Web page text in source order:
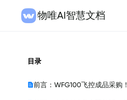
物唯AI智慧文档
目录
前言：WFG100飞控成品采购！